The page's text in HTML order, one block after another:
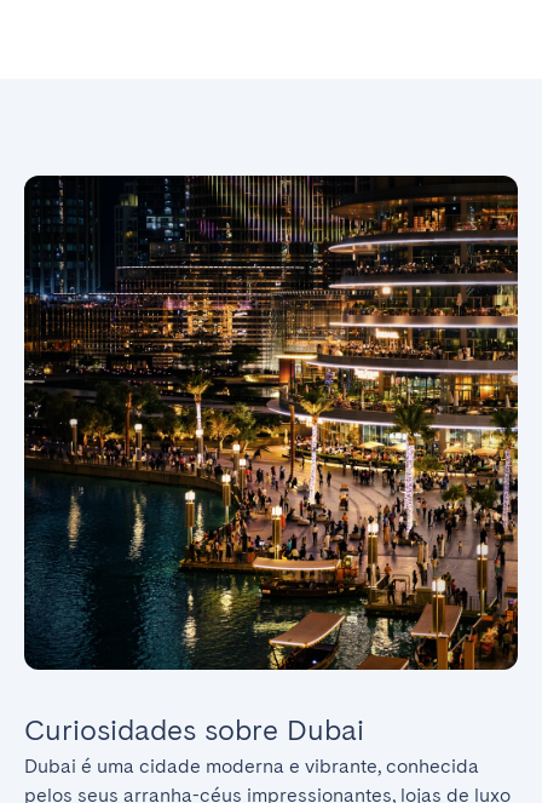
Curiosidades sobre Dubai
Dubai é uma cidade moderna e vibrante, conhecida
pelos seus arranha-céus impressionantes, lojas de luxo